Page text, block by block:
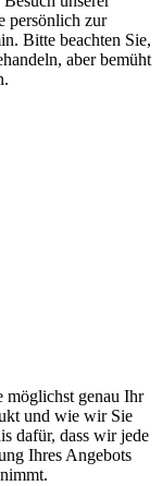
persönlich zur
Bitte beachten Sie,
aber bemüht
möglichst genau Ihr
und wie wir Sie
dafür, dass wir jede
Ihres Angebots